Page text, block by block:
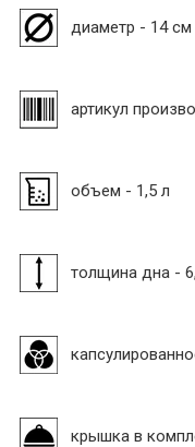
диаметр - 14 см
артикул
объем - 1,5 л
толщина дна -
крышка в